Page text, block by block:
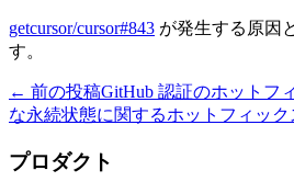
getcursor/cursor#843 が発生する原因
す。
← 前の投稿GitHub 認証のホットフ
な永続状態に関するホットフィック
プロダクト